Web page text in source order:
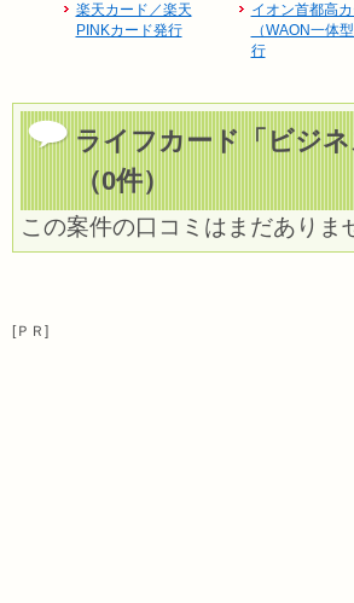
楽天カード／楽天
PINKカード発行
イオン首都高
（WAON一体
行
ライフカード「ビジ
（0件）
この案件の口コミはまだありま
[ＰＲ]